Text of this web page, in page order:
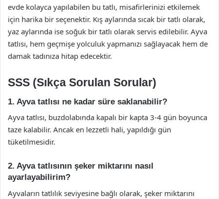
evde kolayca yapılabilen bu tatlı, misafirlerinizi etkilemek
için harika bir seçenektir. Kış aylarında sıcak bir tatlı olarak,
yaz aylarında ise soğuk bir tatlı olarak servis edilebilir. Ayva
tatlısı, hem geçmişe yolculuk yapmanızı sağlayacak hem de
damak tadınıza hitap edecektir.
SSS (Sıkça Sorulan Sorular)
1. Ayva tatlısı ne kadar süre saklanabilir?
Ayva tatlısı, buzdolabında kapalı bir kapta 3-4 gün boyunca
taze kalabilir. Ancak en lezzetli hali, yapıldığı gün
tüketilmesidir.
2. Ayva tatlısının şeker miktarını nasıl
ayarlayabilirim?
Ayvaların tatlılık seviyesine bağlı olarak, şeker miktarını